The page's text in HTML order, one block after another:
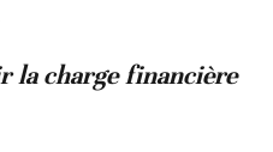
la charge financière